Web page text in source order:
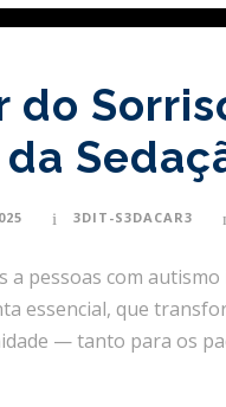
do
3DIT-S3DACAR3
pessoas com autismo
essencial, que
— tanto para os